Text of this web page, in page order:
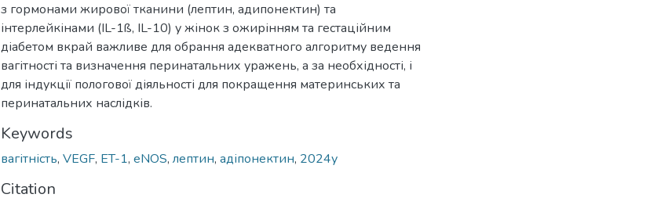
з гормонами жирової тканини (лептин, адипонектин) та
інтерлейкінами (IL-1ß, IL-10) у жінок з ожирінням та гестаційним
діабетом вкрай важливе для обрання адекватного алгоритму ведення
вагітності та визначення перинатальних уражень, а за необхідності, і
для індукції пологової діяльності для покращення материнських та
перинатальних наслідків.
Keywords
вагітність, VEGF, ET-1, еNOS, лептин, адіпонектин, 2024у
Citation